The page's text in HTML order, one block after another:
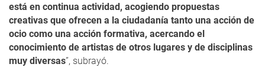
está en continua actividad, acogiendo propuestas
creativas que ofrecen a la ciudadanía tanto una acción de
ocio como una acción formativa, acercando el
conocimiento de artistas de otros lugares y de disciplinas
muy diversas”, subrayó.